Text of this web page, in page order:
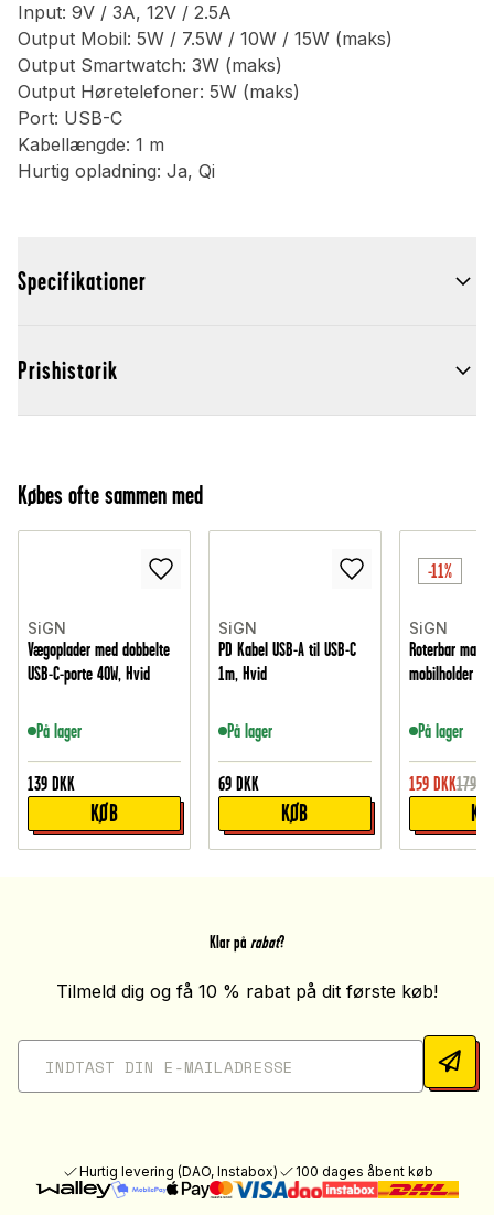
Input: 9V / 3A, 12V / 2.5A
Output Mobil: 5W / 7.5W / 10W / 15W (maks)
Output Smartwatch: 3W (maks)
Output Høretelefoner: 5W (maks)
Port: USB-C
Kabellængde: 1 m
Hurtig opladning: Ja, Qi
Specifikationer
Prishistorik
Købes ofte sammen med
SiGN
Vægoplader med dobbelte
USB-C-porte 40W, Hvid
På lager
139 DKK
KØB
SiGN
PD Kabel USB-A til USB-C
1m, Hvid
På lager
69 DKK
KØB
-11%
SiGN
Roterbar
mobilholder til
På lager
159 DKK179
Klar på rabat?
Tilmeld dig og få 10 % rabat på dit første køb!
Hurtig levering (DAO, Instabox) 100 dages åbent køb